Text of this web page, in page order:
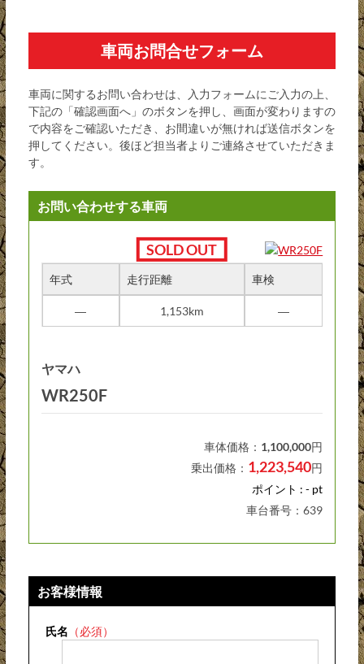
車両お問合せフォーム
車両に関するお問い合わせは、入力フォームにご入力の上、
下記の「確認画面へ」のボタンを押し、画面が変わりますの
で内容をご確認いただき、お間違いが無ければ送信ボタンを
押してください。後ほど担当者よりご連絡させていただきま
す。
お客様情報
氏名 （必須）
お問い合わせする車両
年式 走行距離 車検
― 1,153km ―
ヤマハ
WR250F
車体価格： 1,100,000円
乗出価格： 1,223,540円
ポイント : - pt
車台番号：639